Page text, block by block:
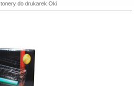
tonery do drukarek Oki